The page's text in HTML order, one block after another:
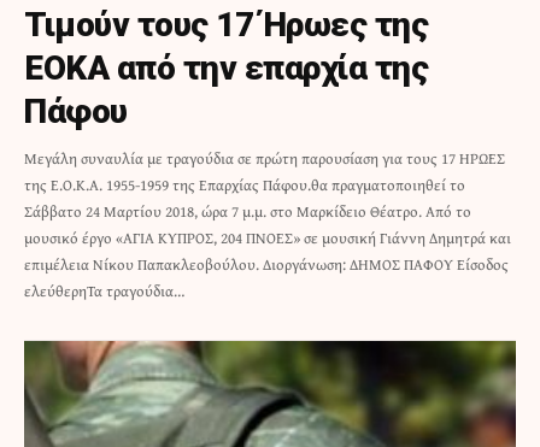
Τιμούν τους 17 Ήρωες της
ΕΟΚΑ από την επαρχία της
Πάφου
Μεγάλη συναυλία με τραγούδια σε πρώτη παρουσίαση για τους 17 ΗΡΩΕΣ
της Ε.Ο.Κ.Α. 1955-1959 της Επαρχίας Πάφου.θα πραγματοποιηθεί το
Σάββατο 24 Μαρτίου 2018, ώρα 7 μ.μ. στο Μαρκίδειο Θέατρο. Από το
μουσικό έργο «ΑΓΙΑ ΚΥΠΡΟΣ, 204 ΠΝΟΕΣ» σε μουσική Γιάννη Δημητρά και
επιμέλεια Νίκου Παπακλεοβούλου. Διοργάνωση: ΔΗΜΟΣ ΠΑΦΟΥ Είσοδος
ελεύθερηΤα τραγούδια…